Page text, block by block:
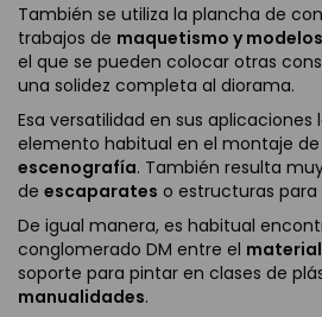
También se utiliza la plancha de
trabajos de maquetismo y modelos
el que se pueden colocar otras
una solidez completa al diorama.
Esa versatilidad en sus
elemento habitual en el montaje de
escenografía. También resulta
de escaparates o estructuras para
De igual manera, es habitual
conglomerado DM entre el
soporte para pintar en clases de
manualidades.